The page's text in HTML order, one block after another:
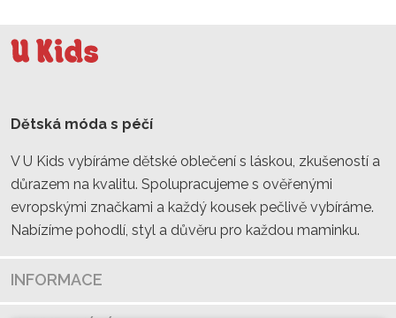
Dětská móda s péčí
V U Kids vybíráme dětské oblečení s láskou, zkušeností a
důrazem na kvalitu. Spolupracujeme s ověřenými
evropskými značkami a každý kousek pečlivě vybíráme.
Nabízíme pohodlí, styl a důvěru pro každou maminku.
INFORMACE